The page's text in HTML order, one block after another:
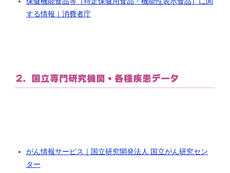
する情報｜消費者庁
2. 国立専門研究機関・各種疾患データ
がん情報サービス｜国立研究開発法人 国立がん研究セン
ター